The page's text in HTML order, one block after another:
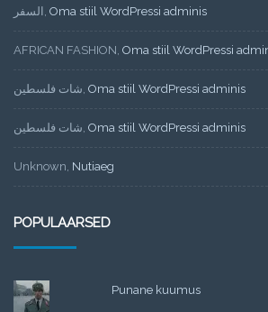
السفر , Oma stiil WordPressi adminis
AFRICAN FASHION, Oma stiil WordPressi
شات فلسطين, Oma stiil WordPressi adminis
شات فلسطين, Oma stiil WordPressi adminis
Unknown, Nutiaeg
POPULAARSED
Punane kuumus